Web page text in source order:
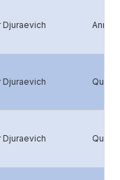
Djuraevich
Djuraevich
Djuraevich